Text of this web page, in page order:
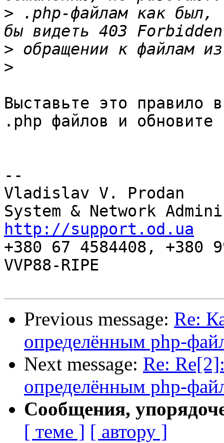
> .php-файлам как был,
>
>
Выставьте это правило
.php файлов и
--
Vladislav V.
http://support.od.ua
+380 67 4584408, +380
VVP88-RIPE
Previous message: Re:
определённым php-
Next message: Re:
определённым php-
Сообщения,
[ теме ] [ автору ]